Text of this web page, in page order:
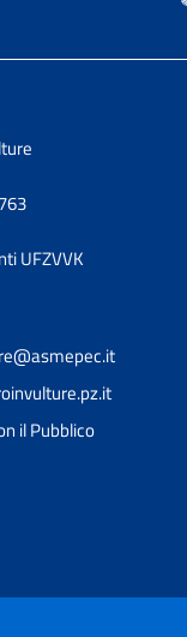
UFZVVK
il Pubblico